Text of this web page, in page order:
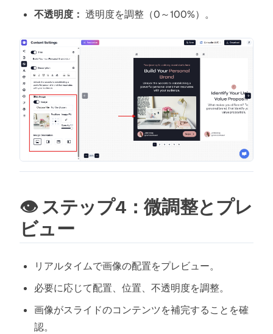
不透明度： 透明度を調整（0～100%）。
👁️ ステップ4：微調整とプレ
ビュー
リアルタイムで画像の配置をプレビュー。
必要に応じて配置、位置、不透明度を調整。
画像がスライドのコンテンツを補完することを確
認。